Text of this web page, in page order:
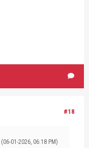
#18
(06-01-2026, 06:18 PM)